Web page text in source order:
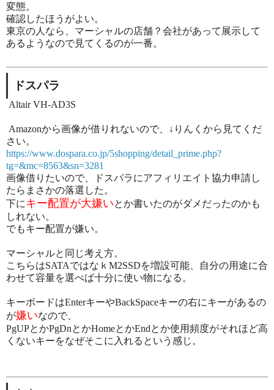
変態。
確認したほうがよい。
東京の人なら、マーシャルの店舗？会社があって展示して
あるようなので見てくるのが一番。
ドスパラ
Altair VH-AD3S
Amazonから画像が借りれないので、↓りんくから見てくだ
さい。
https://www.dospara.co.jp/5shopping/detail_prime.php?
tg=&mc=8563&sn=3281
画像借りたいので、ドスパラにアフィリエイト協力申請し
たらまさかの落選した。
下にキー配置が大嫌いとか書いたのがダメだったのかも
しれない。
でもキー配置が嫌い。
マーシャルと同じ考え方。
こちらはSATAではなｋM2SSDを増設可能、自分の用途に合
わせて容量を選べば十分に使い物になる。
キーボードはEnterキーやBackSpaceキーの右にキーがあるの
が嫌いなので、
PgUPとかPgDnとかHomeとかEndとか使用頻度がそれほど高
くないキーをなぜそこに入れるという感じ。